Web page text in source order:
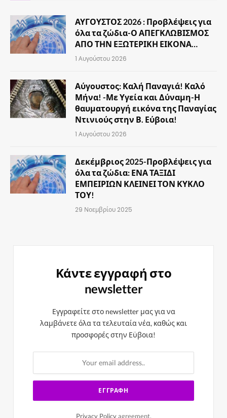
ΑΥΓΟΥΣΤΟΣ 2026 : Προβλέψεις για
όλα τα ζώδια-Ο ΑΠΕΓΚΛΩΒΙΣΜΟΣ
ΑΠΟ ΤΗΝ ΕΞΩΤΕΡΙΚΗ ΕΙΚΟΝΑ…
1 Αυγούστου 2026
Αύγουστος: Καλή Παναγιά! Καλό
Μήνα! -Με Υγεία και Δύναμη-Η
θαυματουργή εικόνα της Παναγίας
Ντινιούς στην Β. Εύβοια!
1 Αυγούστου 2026
Δεκέμβριος 2025-Προβλέψεις για
όλα τα ζώδια: ΕΝΑ ΤΑΞΙΔΙ
ΕΜΠΕΙΡΙΩΝ ΚΛΕΙΝΕΙ ΤΟΝ ΚΥΚΛΟ
ΤΟΥ!
29 Νοεμβρίου 2025
Κάντε εγγραφή στο
newsletter
Εγγραφείτε στο newsletter μας για να
λαμβάνετε όλα τα τελευταία νέα, καθώς και
προσφορές στην Εϋβοια!
Privacy Policyagreement.